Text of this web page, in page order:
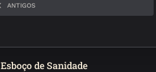
ANTIGOS
Esboço de Sanidade